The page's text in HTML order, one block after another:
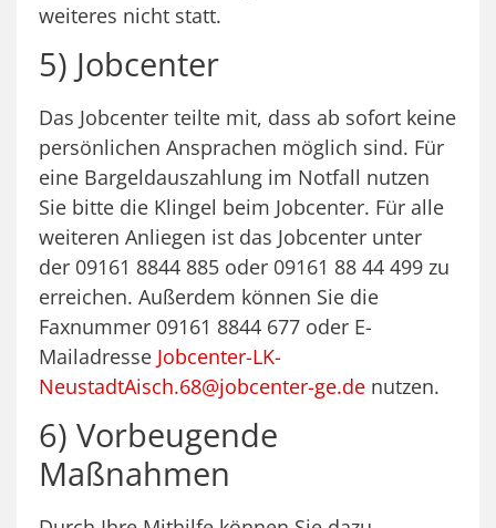
weiteres nicht statt.
5) Jobcenter
Das Jobcenter teilte mit, dass ab sofort keine
persönlichen Ansprachen möglich sind. Für
eine Bargeldauszahlung im Notfall nutzen
Sie bitte die Klingel beim Jobcenter. Für alle
weiteren Anliegen ist das Jobcenter unter
der 09161 8844 885 oder 09161 88 44 499 zu
erreichen. Außerdem können Sie die
Faxnummer 09161 8844 677 oder E-
Mailadresse Jobcenter-LK-
NeustadtAisch.68@jobcenter-ge.de nutzen.
6) Vorbeugende
Maßnahmen